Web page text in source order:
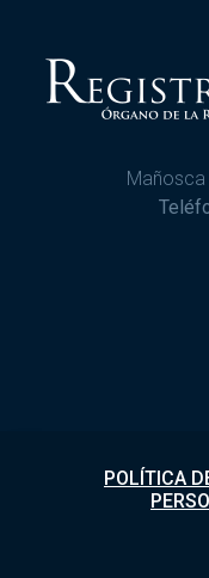
Mañosca
POLÍTICA